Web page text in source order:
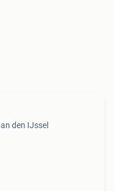
den IJssel